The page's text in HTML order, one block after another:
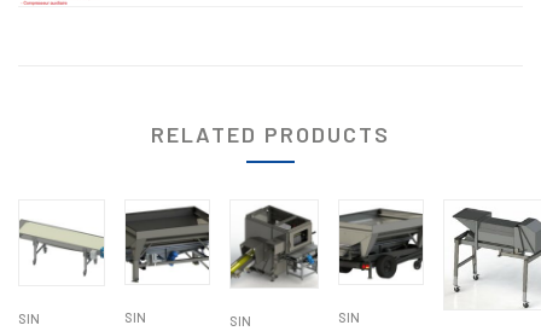
RELATED PRODUCTS
SIN
SIN
SIN
SIN